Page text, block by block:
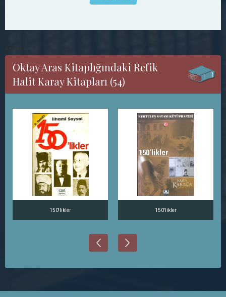
Oktay Aras Kitaplığındaki Refik
Halit Karay Kitapları (54)
150'likler 150'likler